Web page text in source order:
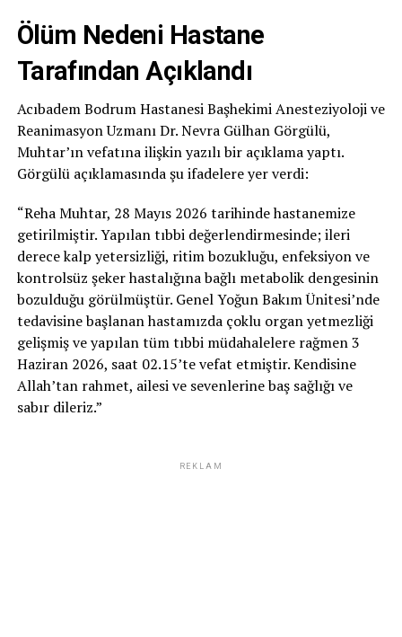
Ölüm Nedeni Hastane
Tarafından Açıklandı
Acıbadem Bodrum Hastanesi Başhekimi Anesteziyoloji ve
Reanimasyon Uzmanı Dr. Nevra Gülhan Görgülü,
Muhtar’ın vefatına ilişkin yazılı bir açıklama yaptı.
Görgülü açıklamasında şu ifadelere yer verdi:
“Reha Muhtar, 28 Mayıs 2026 tarihinde hastanemize
getirilmiştir. Yapılan tıbbi değerlendirmesinde; ileri
derece kalp yetersizliği, ritim bozukluğu, enfeksiyon ve
kontrolsüz şeker hastalığına bağlı metabolik dengesinin
bozulduğu görülmüştür. Genel Yoğun Bakım Ünitesi’nde
tedavisine başlanan hastamızda çoklu organ yetmezliği
gelişmiş ve yapılan tüm tıbbi müdahalelere rağmen 3
Haziran 2026, saat 02.15’te vefat etmiştir. Kendisine
Allah’tan rahmet, ailesi ve sevenlerine baş sağlığı ve
sabır dileriz.”
REKLAM